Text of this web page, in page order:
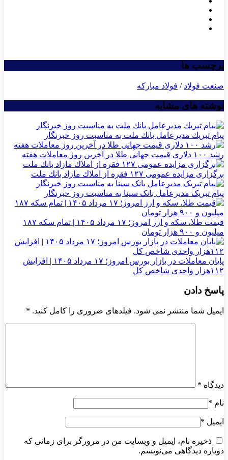
برچسب ها
صنعت فولاد / فولاد مبارکه
نوشته های مشابه
پیام تبریك مدیرعامل بانك ملت به مناسبت روز خبرنگار
رشد ۱۰۰ دلاری قیمت جهانی طلا در آخرین روز معاملات هفته
برگزاری مزایده عمومی ۱۲۷ فقره از املاك مازاد بانك ملت
پیام تبریک مدیرعامل بانک سینا به مناسبت روز خبرنگار
قیمت طلا، سکه و ارز امروز؛ ۱۷ مرداد ۱۴۰۵ | تمام سکه ۱۸۷
میلیون و ۹۰۰ هزار تومان
پایان معاملات در بازار بورس امروز؛ ۱۷ مرداد ۱۴۰۵ | افزایش
۱۱۲هزار واحدی شاخص کل
پاسخ دادن
ایمیل شما منتشر نمی شود. فیلدهای ضروری را کامل کنید. *
دیدگاه *
نام *
ایمیل *
ذخیره نام، ایمیل و وبسایت من در مرورگر برای زمانی که
دوباره دیدگاهی می‌نویسم.